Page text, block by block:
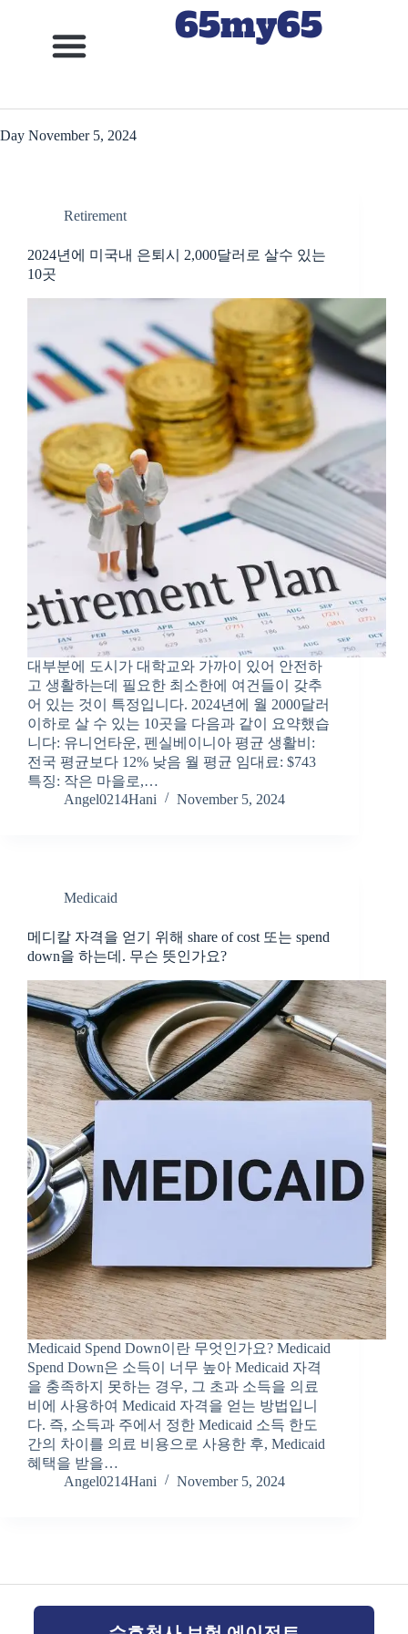
65my65
Day November 5, 2024
Retirement
2024년에 미국내 은퇴시 2,000달러로 살수 있는
10곳
대부분에 도시가 대학교와 가까이 있어 안전하
고 생활하는데 필요한 최소한에 여건들이 갖추
어 있는 것이 특정입니다. 2024년에 월 2000달러
이하로 살 수 있는 10곳을 다음과 같이 요약했습
니다: 유니언타운, 펜실베이니아 평균 생활비:
전국 평균보다 12% 낮음 월 평균 임대료: $743
특징: 작은 마을로,…
Angel0214Hani
November 5, 2024
Medicaid
메디칼 자격을 얻기 위해 share of cost 또는 spend
down을 하는데. 무슨 뜻인가요?
Medicaid Spend Down이란 무엇인가요? Medicaid
Spend Down은 소득이 너무 높아 Medicaid 자격
을 충족하지 못하는 경우, 그 초과 소득을 의료
비에 사용하여 Medicaid 자격을 얻는 방법입니
다. 즉, 소득과 주에서 정한 Medicaid 소득 한도
간의 차이를 의료 비용으로 사용한 후, Medicaid
혜택을 받을…
Angel0214Hani
November 5, 2024